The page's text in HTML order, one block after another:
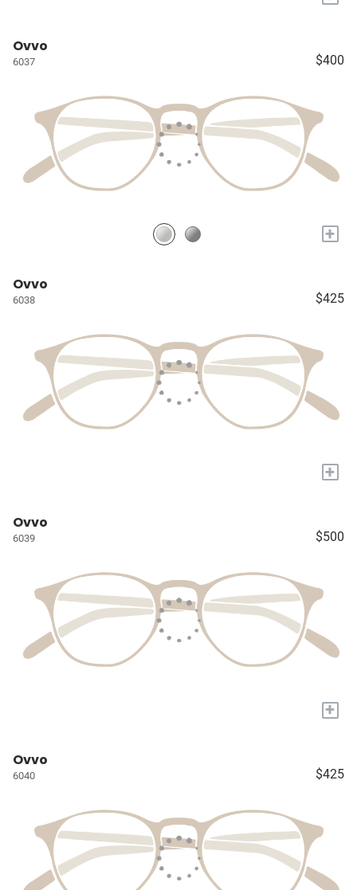
Ovvo
6037 $400
+
Ovvo
6038 $425
+
Ovvo
6039 $500
+
Ovvo
6040 $425